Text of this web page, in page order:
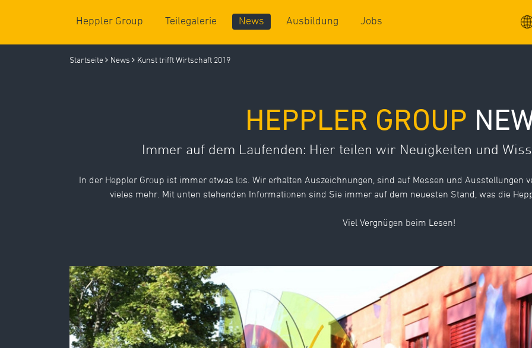
Heppler Group Teilegalerie News Ausbildung Jobs
Startseite News Kunst trifft Wirtschaft 2019
HEPPLER GROUP
Immer auf dem Laufenden: Hier teilen wir Neuigkeiten und
In der Heppler Group ist immer etwas los. Wir erhalten Auszeichnungen, sind auf Messen und
vieles mehr. Mit unten stehenden Informationen sind Sie immer auf dem neuesten Stand, was die
Viel Vergnügen beim Lesen!